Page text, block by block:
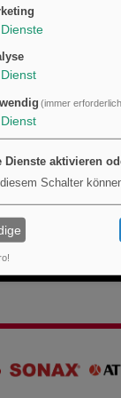
in den
beschreiben
Großhandelsmengen
Dienste
Dienst
(immer
Dienst
Dienste aktivieren
Schalter